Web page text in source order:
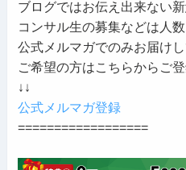
ブログではお伝え出来ない新
コンサル生の募集などは人
公式メルマガでのみお届けし
ご希望の方はこちらからご登
↓↓
公式メルマガ登録
==================